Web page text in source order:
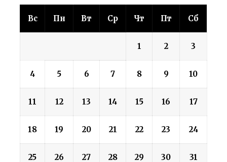
Вс Пн Вт Ср Чт Пт Сб
1 2 3
4 5 6 7 8 9 10
11 12 13 14 15 16 17
18 19 20 21 22 23 24
25 26 27 28 29 30 31